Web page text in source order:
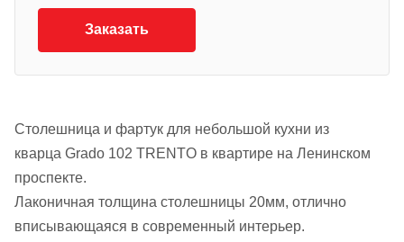
Заказать
Столешница и фартук для небольшой кухни из
кварца Grado 102 TRENTO в квартире на Ленинском
проспекте.
Лаконичная толщина столешницы 20мм, отлично
вписывающаяся в современный интерьер.